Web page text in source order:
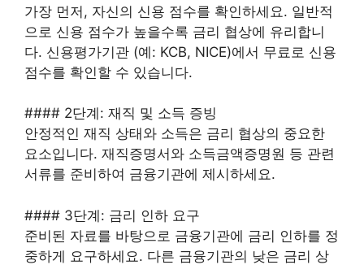
가장 먼저, 자신의 신용 점수를 확인하세요. 일반적
으로 신용 점수가 높을수록 금리 협상에 유리합니
다. 신용평가기관 (예: KCB, NICE)에서 무료로 신용
점수를 확인할 수 있습니다.
#### 2단계: 재직 및 소득 증빙
안정적인 재직 상태와 소득은 금리 협상의 중요한
요소입니다. 재직증명서와 소득금액증명원 등 관련
서류를 준비하여 금융기관에 제시하세요.
#### 3단계: 금리 인하 요구
준비된 자료를 바탕으로 금융기관에 금리 인하를 정
중하게 요구하세요. 다른 금융기관의 낮은 금리 상